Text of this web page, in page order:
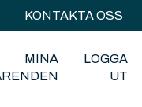
KONTAKTA OSS
MINA
LOGGA
UT